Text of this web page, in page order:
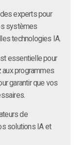
experts pour
systèmes
technologies IA.
essentielle pour
aux programmes
garantir que vos
de
solutions IA et